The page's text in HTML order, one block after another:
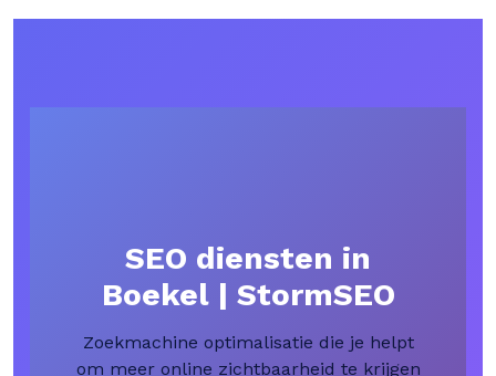
SEO diensten in
Boekel | StormSEO
Zoekmachine optimalisatie die je helpt
om meer online zichtbaarheid te krijgen